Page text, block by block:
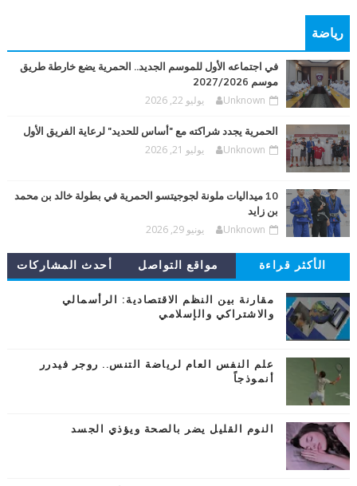
رياضة
في اجتماعه الأول للموسم الجديد.. الحمرية يضع خارطة طريق
موسم 2027/2026
Unknown يوليو 22, 2026
الحمرية يجدد شراكته مع "أساس للحديد" لرعاية الفريق الأول
Unknown يوليو 21, 2026
10 ميداليات ملونة لجوجيتسو الحمرية في بطولة خالد بن محمد
بن زايد
Unknown يونيو 29, 2026
الأكثر قراءة مواقع التواصل أحدث المشاركات
مقارنة بين النظم الاقتصادية: الرأسمالي
والاشتراكي والإسلامي
علم النفس العام لرياضة التنس.. روجر فيدرر
أنموذجاً
النوم القليل يضر بالصحة ويؤذي الجسد